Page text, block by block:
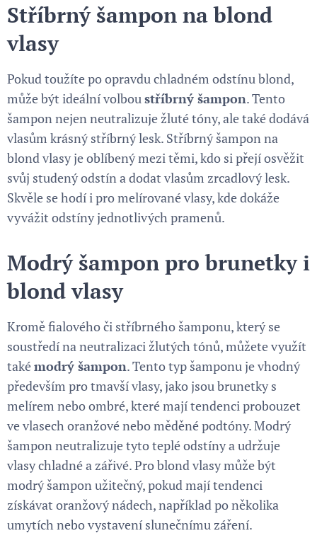
Stříbrný šampon na blond
vlasy
Pokud toužíte po opravdu chladném odstínu blond,
může být ideální volboustříbrný šampon. Tento
šampon nejen neutralizuje žluté tóny, ale také dodává
vlasům krásný stříbrný lesk. Stříbrný šampon na
blond vlasy je oblíbený mezi těmi, kdo si přejí osvěžit
svůj studený odstín a dodat vlasům zrcadlový lesk.
Skvěle se hodí i pro melírované vlasy, kde dokáže
vyvážit odstíny jednotlivých pramenů.
Modrý šampon pro brunetky i
blond vlasy
Kromě fialového či stříbrného šamponu, který se
soustředí na neutralizaci žlutých tónů, můžete využít
takémodrý šampon. Tento typ šamponu je vhodný
především pro tmavší vlasy, jako jsou brunetky s
melírem nebo ombré, které mají tendenci probouzet
ve vlasech oranžové nebo měděné podtóny. Modrý
šampon neutralizuje tyto teplé odstíny a udržuje
vlasy chladné a zářivé. Pro blond vlasy může být
modrý šampon užitečný, pokud mají tendenci
získávat oranžový nádech, například po několika
umytích nebo vystavení slunečnímu záření.